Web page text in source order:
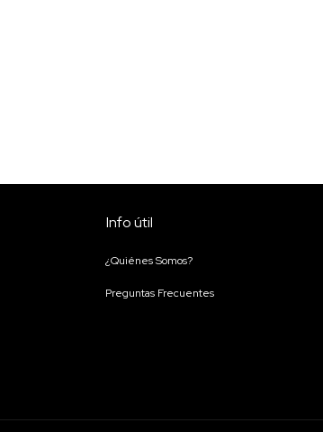
Info útil
¿Quiénes Somos?
Preguntas Frecuentes